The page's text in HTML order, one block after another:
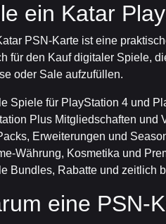
ein Katar
PSN-Karte ist eine
für den Kauf digitaler Spiele,
oder Sale aufzufüllen.
Spiele für PlayStation 4 und
Plus Mitgliedschaften und
Erweiterungen und
Währung, Kosmetika und
Bundles, Rabatte und zeitlich
eine PSN-